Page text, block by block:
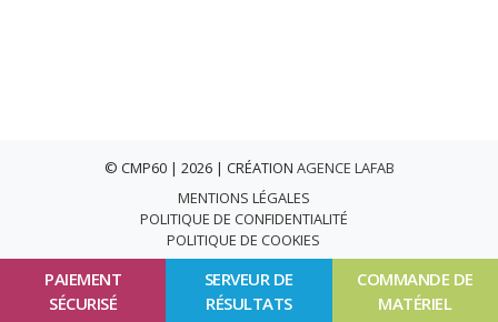
PAIEMENT
SÉCURISÉ
SERVEUR DE
RÉSULTATS
COMMANDE DE
MATÉRIEL
© CMP60 | 2026 | CRÉATION AGENCE LAFAB
MENTIONS LÉGALES
POLITIQUE DE CONFIDENTIALITÉ
POLITIQUE DE COOKIES